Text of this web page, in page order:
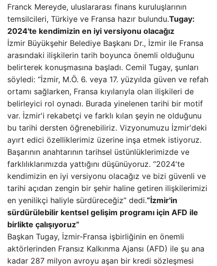
Franck Mereyde, uluslararası finans kuruluşlarının
temsilcileri, Türkiye ve Fransa hazır bulundu.Tugay:
2024'te kendimizin en iyi versiyonu olacağız
İzmir Büyükşehir Belediye Başkanı Dr., İzmir ile Fransa
arasındaki ilişkilerin tarih boyunca önemli olduğunu
belirterek konuşmasına başladı. Cemil Tugay, şunları
söyledi: “İzmir, M.Ö. 6. veya 17. yüzyılda güven ve refah
ortamı sağlarken, Fransa kıyılarıyla olan ilişkileri de
belirleyici rol oynadı. Burada yinelenen tarihi bir motif
var. İzmir'i rekabetçi ve farklı kılan şeyin ne olduğunu
bu tarihi dersten öğrenebiliriz. Vizyonumuzu İzmir'deki
ayırt edici özelliklerimiz üzerine inşa etmek istiyoruz.
Başarının anahtarının tarihsel üstünlüklerimizde ve
farklılıklarımızda yattığını düşünüyoruz. “2024'te
kendimizin en iyi versiyonu olacağız ve bizi güvenli ve
tarihi açıdan zengin bir şehir haline getiren ilişkilerimizi
en yenilikçi haliyle sürdüreceğiz” dedi.“İzmir'in
sürdürülebilir kentsel gelişim programı için AFD ile
birlikte çalışıyoruz”
Başkan Tugay, İzmir-Fransa işbirliğinin en önemli
aktörlerinden Fransız Kalkınma Ajansı (AFD) ile şu ana
kadar 287 milyon avroyu aşan bir kredi sözleşmesi